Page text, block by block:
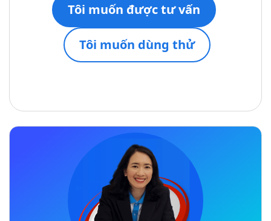
Tôi muốn được tư vấn
Tôi muốn dùng thử